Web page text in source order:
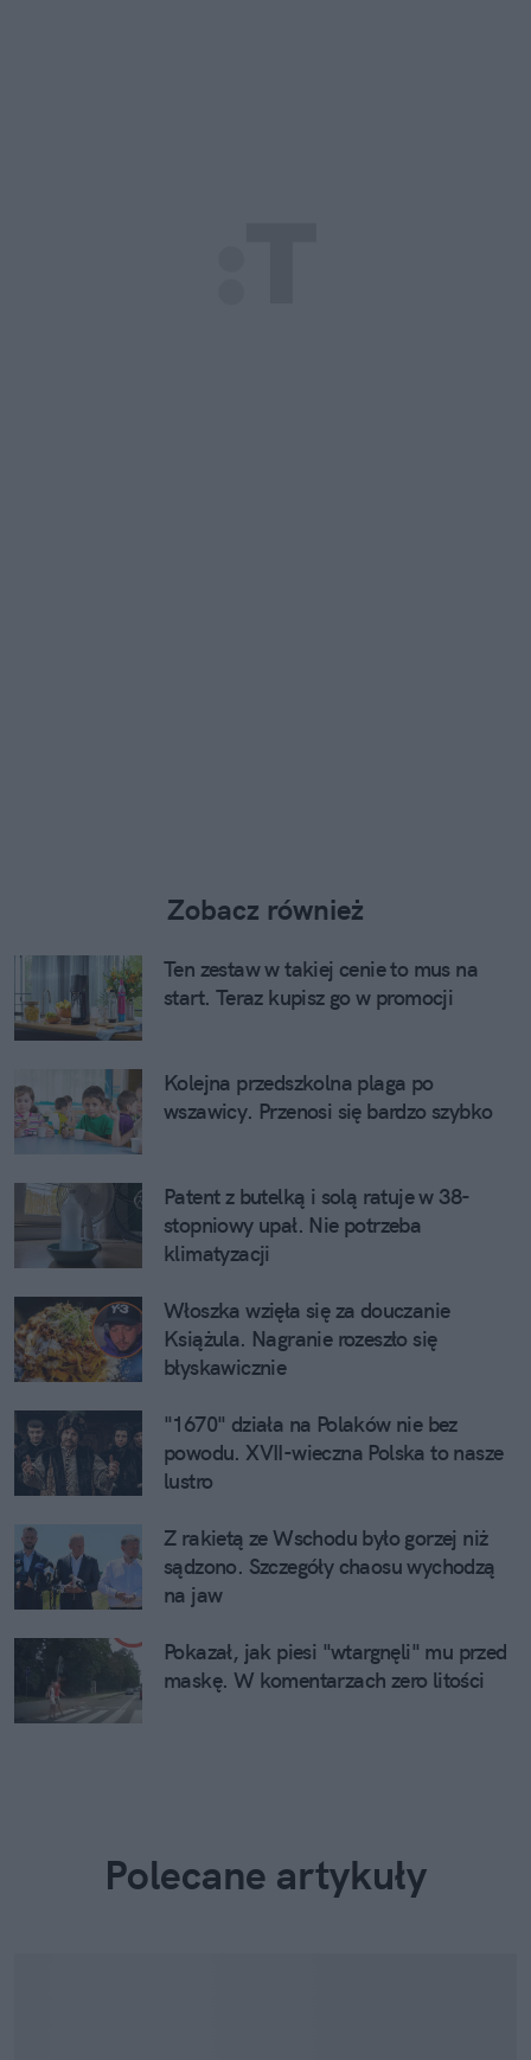
Zobacz również
Ten zestaw w takiej cenie to mus na
start. Teraz kupisz go w promocji
Kolejna przedszkolna plaga po
wszawicy. Przenosi się bardzo szybko
Patent z butelką i solą ratuje w 38-
stopniowy upał. Nie potrzeba
klimatyzacji
Włoszka wzięła się za douczanie
Książula. Nagranie rozeszło się
błyskawicznie
"1670" działa na Polaków nie bez
powodu. XVII-wieczna Polska to nasze
lustro
Z rakietą ze Wschodu było gorzej niż
sądzono. Szczegóły chaosu wychodzą
na jaw
Pokazał, jak piesi "wtargnęli" mu przed
maskę. W komentarzach zero litości
Polecane artykuły